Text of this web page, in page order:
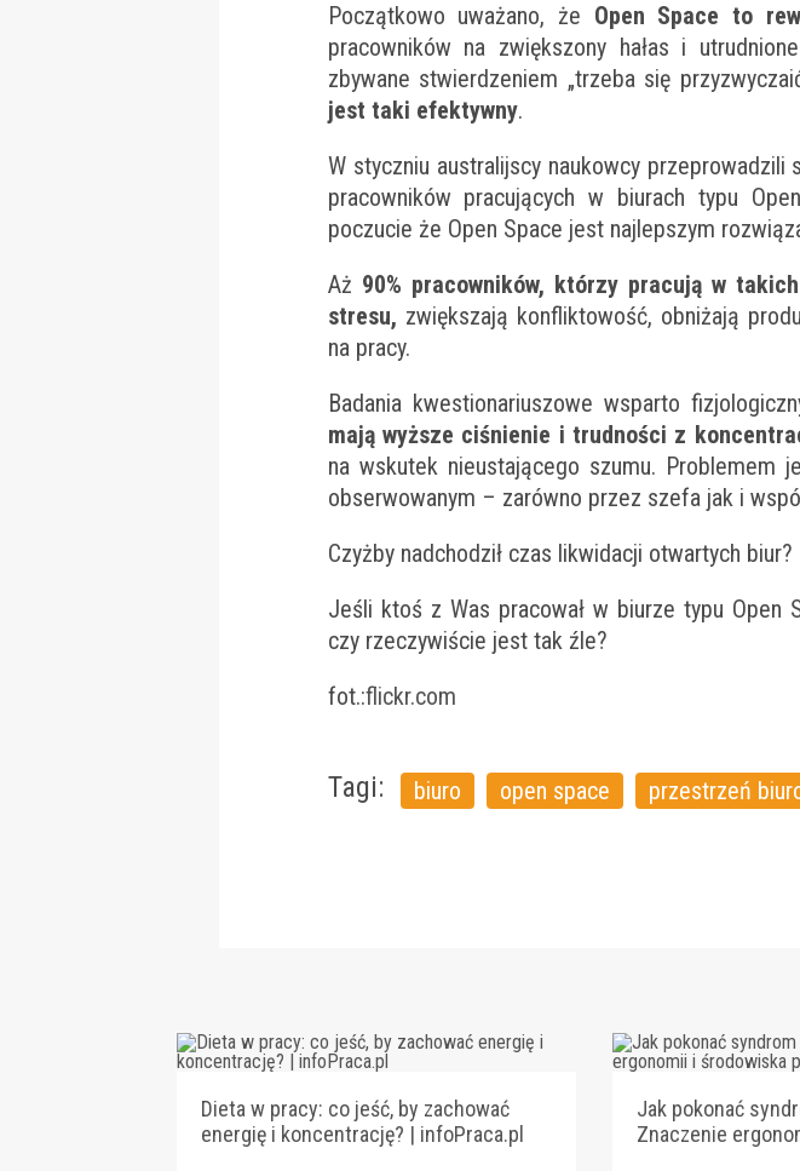
Początkowo uważano, że Open Space to
pracowników na zwiększony hałas i
zbywane stwierdzeniem „trzeba się
jest taki efektywny.
W styczniu australijscy naukowcy
pracowników pracujących w biurach typu
poczucie że Open Space jest najlepszym
Aż 90% pracowników, którzy pracują w
stresu, zwiększają konfliktowość, obniżają
na pracy.
Badania kwestionariuszowe wsparto
mają wyższe ciśnienie i trudności z
na wskutek nieustającego szumu. Problemem
obserwowanym – zarówno przez szefa jak i
Czyżby nadchodził czas likwidacji otwartych biur?
Jeśli ktoś z Was pracował w biurze typu Open
czy rzeczywiście jest tak źle?
fot.:flickr.com
Tagi: biuro open space przestrzeń
Dieta w pracy: co jeść, by zachować
energię i koncentrację? | infoPraca.pl
Jak pokonać
Znaczenie